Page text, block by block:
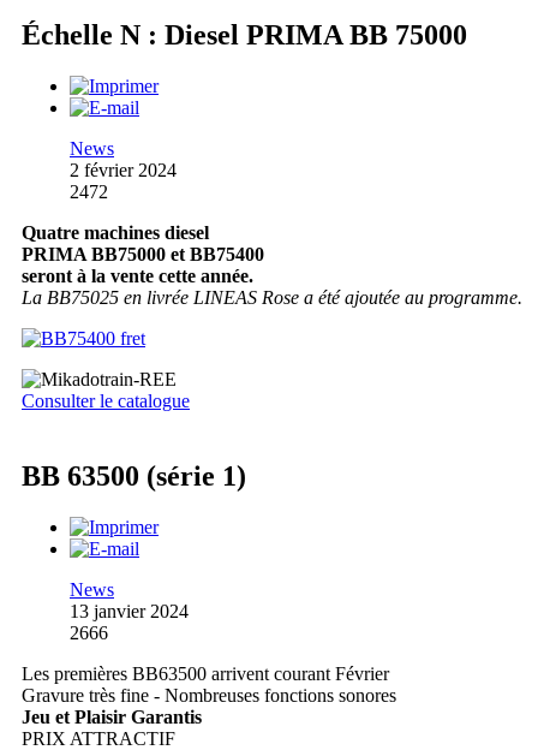
Échelle N : Diesel PRIMA BB 75000
News
2 février 2024
2472
Quatre machines diesel
PRIMA BB75000 et BB75400
seront à la vente cette année.
La BB75025 en livrée LINEAS Rose a été ajoutée au programme.
Consulter le catalogue
BB 63500 (série 1)
News
13 janvier 2024
2666
Les premières BB63500 arrivent courant Février
Gravure très fine - Nombreuses fonctions sonores
Jeu et Plaisir Garantis
PRIX ATTRACTIF